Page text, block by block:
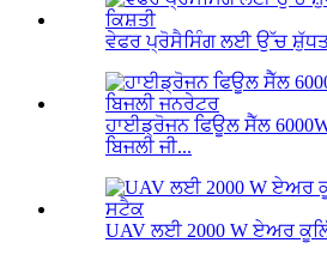
ਵੇਫਰ ਪ੍ਰੋਸੈਸਿੰਗ ਲਈ ਉੱਚ
ਹਾਈਡ੍ਰੋਜਨ ਫਿਊਲ ਸੈੱਲ
ਬਿਜਲੀ ਜੀ...
UAV ਲਈ 2000 W ਏਅਰ